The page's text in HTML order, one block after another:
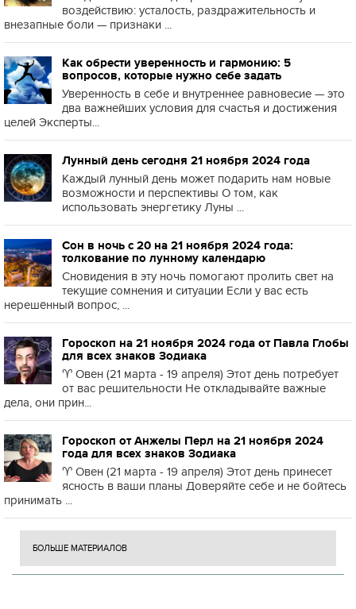
воздействию: усталость, раздражительность и
внезапные боли — признаки ...
Как обрести уверенность и гармонию: 5
вопросов, которые нужно себе задать
Уверенность в себе и внутреннее равновесие — это
два важнейших условия для счастья и достижения
целей Эксперты...
Лунный день сегодня 21 ноября 2024 года
Каждый лунный день может подарить нам новые
возможности и перспективы О том, как
использовать энергетику Луны ...
Сон в ночь с 20 на 21 ноября 2024 года:
толкование по лунному календарю
Сновидения в эту ночь помогают пролить свет на
текущие сомнения и ситуации Если у вас есть
нерешённый вопрос, ...
Гороскоп на 21 ноября 2024 года от Павла Глобы
для всех знаков Зодиака
♈️ Овен (21 марта - 19 апреля) Этот день потребует
от вас решительности Не откладывайте важные
дела, они прин...
Гороскоп от Анжелы Перл на 21 ноября 2024
года для всех знаков Зодиака
♈️ Овен (21 марта - 19 апреля) Этот день принесет
ясность в ваши планы Доверяйте себе и не бойтесь
принимать ...
БОЛЬШЕ МАТЕРИАЛОВ